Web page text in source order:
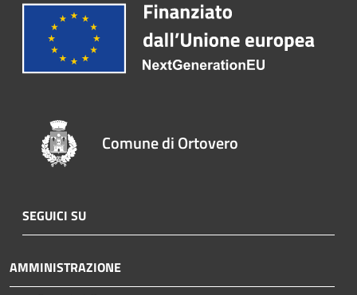
Comune di Ortovero
SEGUICI SU
AMMINISTRAZIONE